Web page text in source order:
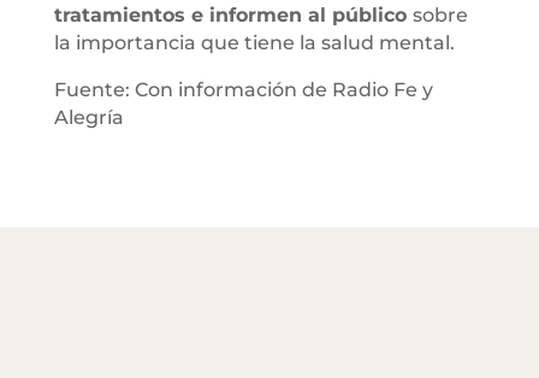
tratamientos e informen al público sobre
la importancia que tiene la salud mental.
Fuente: Con información de Radio Fe y
Alegría